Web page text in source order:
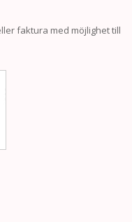
faktura med möjlighet till